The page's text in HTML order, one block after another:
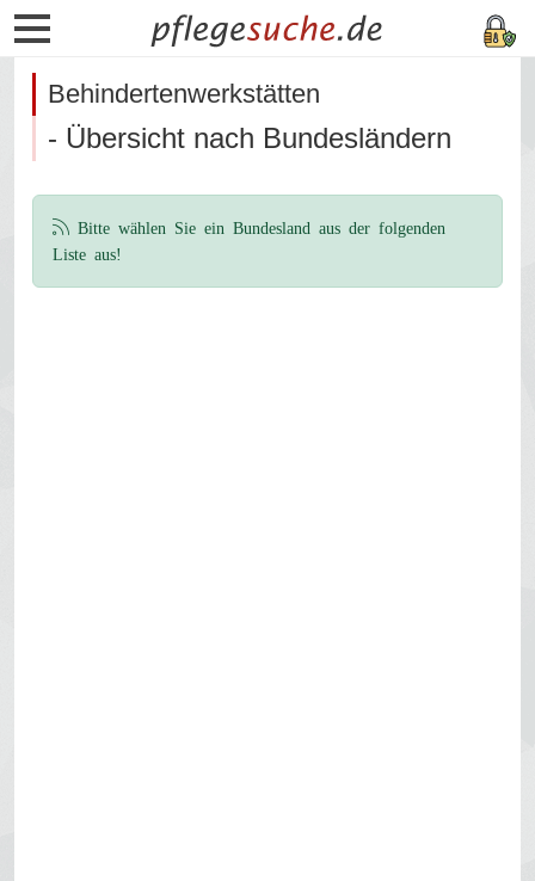
Behindertenwerkstätten
- Übersicht nach Bundesländern
Bitte wählen Sie ein Bundesland aus der folgenden
Liste aus!